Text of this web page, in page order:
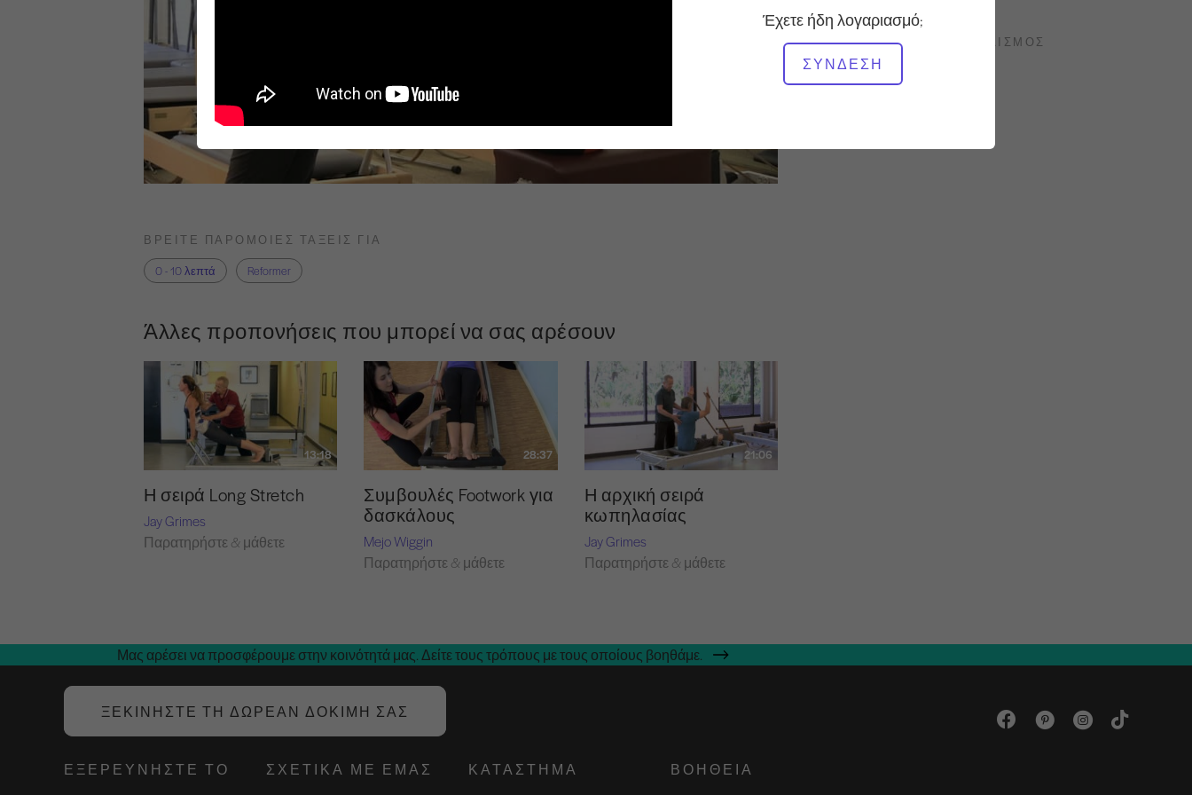
Έχετε ήδη λογαριασμό;
ΣΎΝΔΕΣΗ
ΑΠΑΙΤΟΎΜΕΝΟΣ ΕΞΟΠΛΙΣΜΌΣ
Reformer
ΒΡΕΊΤΕ ΠΑΡΌΜΟΙΕΣ ΤΆΞΕΙΣ ΓΙΑ
0 - 10 λεπτά
Reformer
Άλλες προπονήσεις που μπορεί να σας αρέσουν
13:18
Η σειρά Long Stretch
Jay Grimes
Παρατηρήστε & μάθετε
28:37
Συμβουλές Footwork για
δασκάλους
Mejo Wiggin
Παρατηρήστε & μάθετε
21:06
Η αρχική σειρά
κωπηλασίας
Jay Grimes
Παρατηρήστε & μάθετε
Μας αρέσει να προσφέρουμε στην κοινότητά μας. Δείτε τους τρόπους με τους οποίους βοηθάμε.
ΞΕΚΙΝΉΣΤΕ ΤΗ ΔΩΡΕΆΝ ΔΟΚΙΜΉ ΣΑΣ
ΕΞΕΡΕΥΝΉΣΤΕ ΤΟ ΣΧΕΤΙΚΆ ΜΕ ΕΜΆΣ ΚΑΤΆΣΤΗΜΑ ΒΟΉΘΕΙΑ